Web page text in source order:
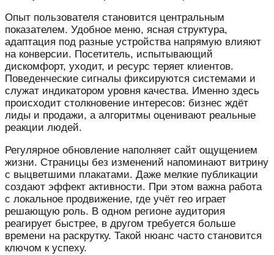
Опыт пользователя становится центральным
показателем. Удобное меню, ясная структура,
адаптация под разные устройства напрямую влияют
на конверсии. Посетитель, испытывающий
дискомфорт, уходит, и ресурс теряет клиентов.
Поведенческие сигналы фиксируются системами и
служат индикатором уровня качества. Именно здесь
происходит столкновение интересов: бизнес ждёт
лиды и продажи, а алгоритмы оценивают реальные
реакции людей.
Регулярное обновление наполняет сайт ощущением
жизни. Страницы без изменений напоминают витрину
с выцветшими плакатами. Даже мелкие публикации
создают эффект активности. При этом важна работа
с локальное продвижение, где учёт гео играет
решающую роль. В одном регионе аудитория
реагирует быстрее, в другом требуется больше
времени на раскрутку. Такой нюанс часто становится
ключом к успеху.